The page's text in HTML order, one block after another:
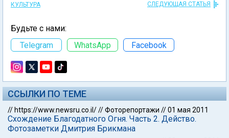
КУЛЬТУРА СЛЕДУЮЩАЯ СТАТЬЯ
Будьте с нами:
Telegram
WhatsApp Facebook
ССЫЛКИ ПО ТЕМЕ
// https://www.newsru.co.il///Фоторепортажи //01 мая 2011
Схождение Благодатного Огня. Часть 2. Действо.
Фотозаметки Дмитрия Брикмана